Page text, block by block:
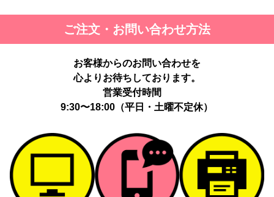
ご注文・お問い合わせ方法
お客様からのお問い合わせを
心よりお待ちしております。
営業受付時間
9:30〜18:00（平日・土曜不定休）